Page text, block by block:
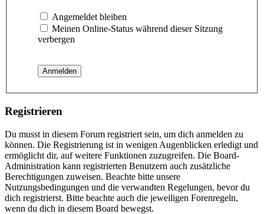
Angemeldet bleiben
Meinen Online-Status während dieser Sitzung
verbergen
Registrieren
Du musst in diesem Forum registriert sein, um dich anmelden zu
können. Die Registrierung ist in wenigen Augenblicken erledigt und
ermöglicht dir, auf weitere Funktionen zuzugreifen. Die Board-
Administration kann registrierten Benutzern auch zusätzliche
Berechtigungen zuweisen. Beachte bitte unsere
Nutzungsbedingungen und die verwandten Regelungen, bevor du
dich registrierst. Bitte beachte auch die jeweiligen Forenregeln,
wenn du dich in diesem Board bewegst.